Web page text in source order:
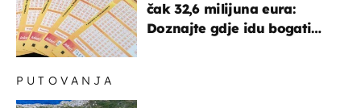
čak 32,6 milijuna eura:
Doznajte gdje idu bogati
PUTOVANJA